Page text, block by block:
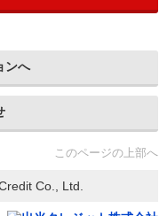
ンへ
このページの上部へ